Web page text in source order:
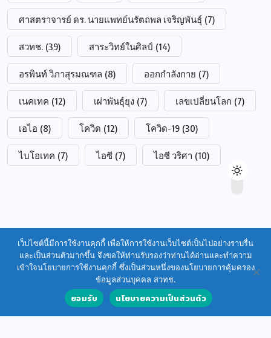
ศาสตราจารย์ ดร. นายแพทย์นรัตถพล เจริญพันธุ์ (7)
สวทช. (39) สาระวิทย์ในศิลป์ (14)
อรพินท์ วิภาสุรมณฑล (8) ออกกำลังกาย (7)
เนคเทค (12) เผ่าพันธุ์ยุง (7) เลขเปลี่ยนโลก (7)
เอไอ (8) โควิด (12) โควิด-19 (30)
ไบโอเทค (7) ไอซี (7) ไอซี วริศา (10)
เว็บไซต์นี้มีการใช้งานคุกกี้ เพื่อให้การใช้งานเว็บไซต์เป็นไปอย่างราบรื่น
และเป็นส่วนตัวมากขึ้น จึงขอให้ท่านรับรองว่าท่านได้อ่านและทำความ
เข้าใจนโยบายการใช้งานคุกกี้ ซึ่งเป็นส่วนหนึ่งของนโยบายการคุ้มครอง
ข้อมูลส่วนบุคคล สวทช.
ยอมรับ นโยบายความเป็นส่วนตัว